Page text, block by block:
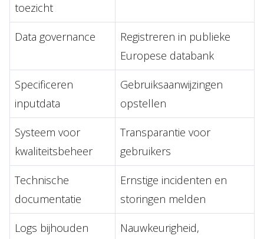
toezicht
Data governance
Registreren in publieke
Europese databank
Specificeren
inputdata
Gebruiksaanwijzingen
opstellen
Systeem voor
kwaliteitsbeheer
Transparantie voor
gebruikers
Technische
documentatie
Ernstige incidenten en
storingen melden
Logs bijhouden
Nauwkeurigheid,